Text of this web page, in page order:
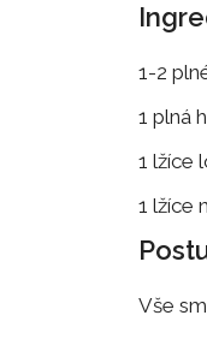
1-2
1 plná
1 lžíce
1 lžíce
Vše